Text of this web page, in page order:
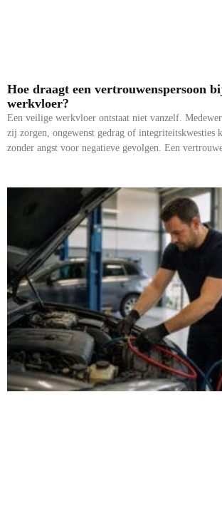
Hoe draagt een vertrouwenspersoon
werkvloer?
Een veilige werkvloer ontstaat niet vanzelf.
zij zorgen, ongewenst gedrag of integriteitskwesties
zonder angst voor negatieve gevolgen. Een